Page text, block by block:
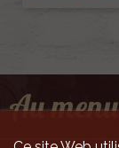
Au menu